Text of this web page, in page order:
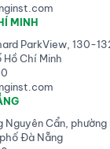
MINH
ParkView, 130-
Chí Minh
Cẩn, phường
Đà Nẵng